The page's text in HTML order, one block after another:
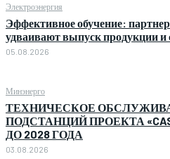
Электроэнергия
Эффективное обучение:
удваивают выпуск продукции
05.08.2026
Минэнерго
ТЕХНИЧЕСКОЕ
ПОДСТАНЦИЙ ПРОЕКТА
ДО 2028 ГОДА
03.08.2026